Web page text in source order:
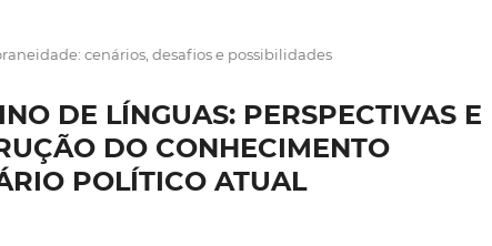
cenários, desafios e possibilidades
DE LÍNGUAS: PERSPECTIVAS E
DO CONHECIMENTO
POLÍTICO ATUAL